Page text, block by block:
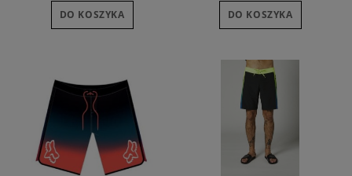
DO KOSZYKA DO KOSZYKA